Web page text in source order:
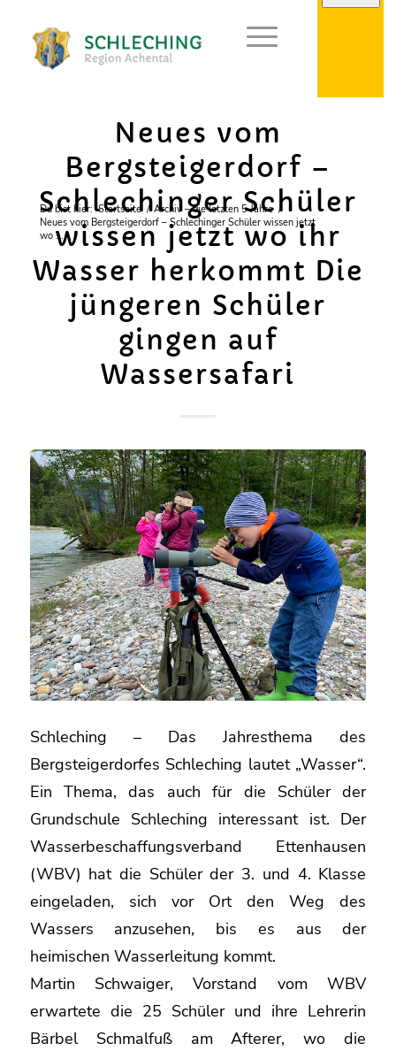
Du bist hier: Startseite / Archiv – die letzten 5 Jahre /
Neues vom Bergsteigerdorf – Schlechinger Schüler wissen jetzt
wo ...
Neues vom
Bergsteigerdorf –
Schlechinger Schüler
wissen jetzt wo ihr
Wasser herkommt Die
jüngeren Schüler
gingen auf
Wassersafari
Schleching – Das Jahresthema des
Bergsteigerdorfes Schleching lautet „Wasser“.
Ein Thema, das auch für die Schüler der
Grundschule Schleching interessant ist. Der
Wasserbeschaffungsverband Ettenhausen
(WBV) hat die Schüler der 3. und 4. Klasse
eingeladen, sich vor Ort den Weg des
Wassers anzusehen, bis es aus der
heimischen Wasserleitung kommt.
Martin Schwaiger, Vorstand vom WBV
erwartete die 25 Schüler und ihre Lehrerin
Bärbel Schmalfuß am Afterer, wo die